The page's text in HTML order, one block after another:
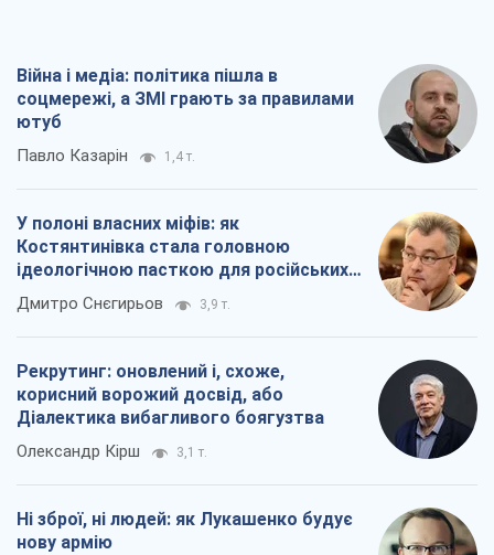
Війна і медіа: політика пішла в
соцмережі, а ЗМІ грають за правилами
ютуб
Павло Казарін 1,4 т.
У полоні власних міфів: як
Костянтинівка стала головною
ідеологічною пасткою для російських
окупантів
Дмитро Снєгирьов 3,9 т.
Рекрутинг: оновлений і, схоже,
корисний ворожий досвід, або
Діалектика вибагливого боягузтва
Олександр Кірш 3,1 т.
Ні зброї, ні людей: як Лукашенко будує
нову армію